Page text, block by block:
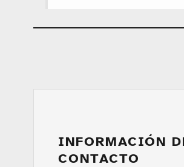
INFORMACIÓN
CONTACTO